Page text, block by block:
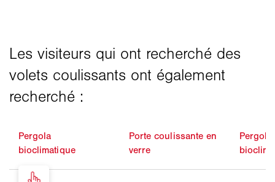
Pergola
bioclimatique
Porte coulissante en
verre
Pergola